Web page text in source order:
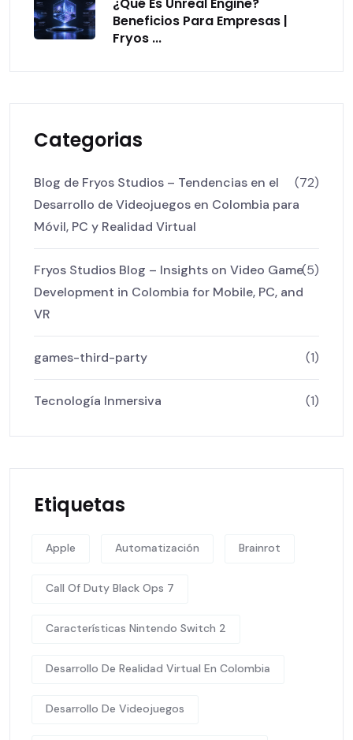
Beneficios Para Empresas |
Fryos ...
Categorias
Blog de Fryos Studios – Tendencias en el
Desarrollo de Videojuegos en Colombia para
Móvil, PC y Realidad Virtual
(72)
Fryos Studios Blog – Insights on Video Game
Development in Colombia for Mobile, PC, and
VR
(5)
games-third-party (1)
Tecnología Inmersiva (1)
Etiquetas
Apple Automatización Brainrot
Call Of Duty Black Ops 7
Características Nintendo Switch 2
Desarrollo De Realidad Virtual En Colombia
Desarrollo De Videojuegos